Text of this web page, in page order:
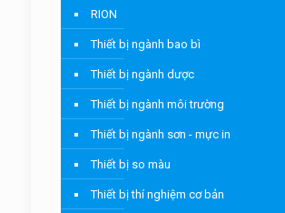
RION
Thiết bị ngành bao bì
Thiết bị ngành dược
Thiết bị ngành môi trường
Thiết bị ngành sơn - mực in
Thiết bị so màu
Thiết bị thí nghiệm cơ bản